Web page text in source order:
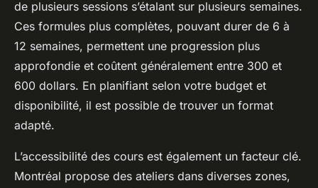
de plusieurs sessions s’étalant sur plusieurs semaines.
Ces formules plus complètes, pouvant durer de 6 à
12 semaines, permettent une progression plus
approfondie et coûtent généralement entre 300 et
600 dollars. En planifiant selon votre budget et
disponibilité, il est possible de trouver un format
adapté.
L’accessibilité des cours est également un facteur clé.
Montréal propose des ateliers dans diverses zones,